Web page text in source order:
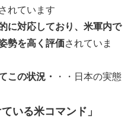
れています
に対応しており、米軍内で
勢を高く評価されていま
この状況・
・・日本の実態
いる米コマンド」